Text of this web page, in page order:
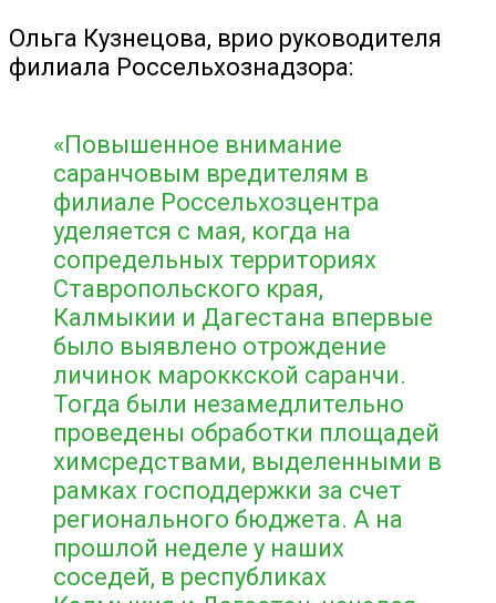
Ольга Кузнецова, врио руководителя
филиала Россельхознадзора:
«Повышенное внимание
саранчовым вредителям в
филиале Россельхозцентра
уделяется с мая, когда на
сопредельных территориях
Ставропольского края,
Калмыкии и Дагестана впервые
было выявлено отрождение
личинок мароккской саранчи.
Тогда были незамедлительно
проведены обработки площадей
химсредствами, выделенными в
рамках господдержки за счет
регионального бюджета. А на
прошлой неделе у наших
соседей, в республиках